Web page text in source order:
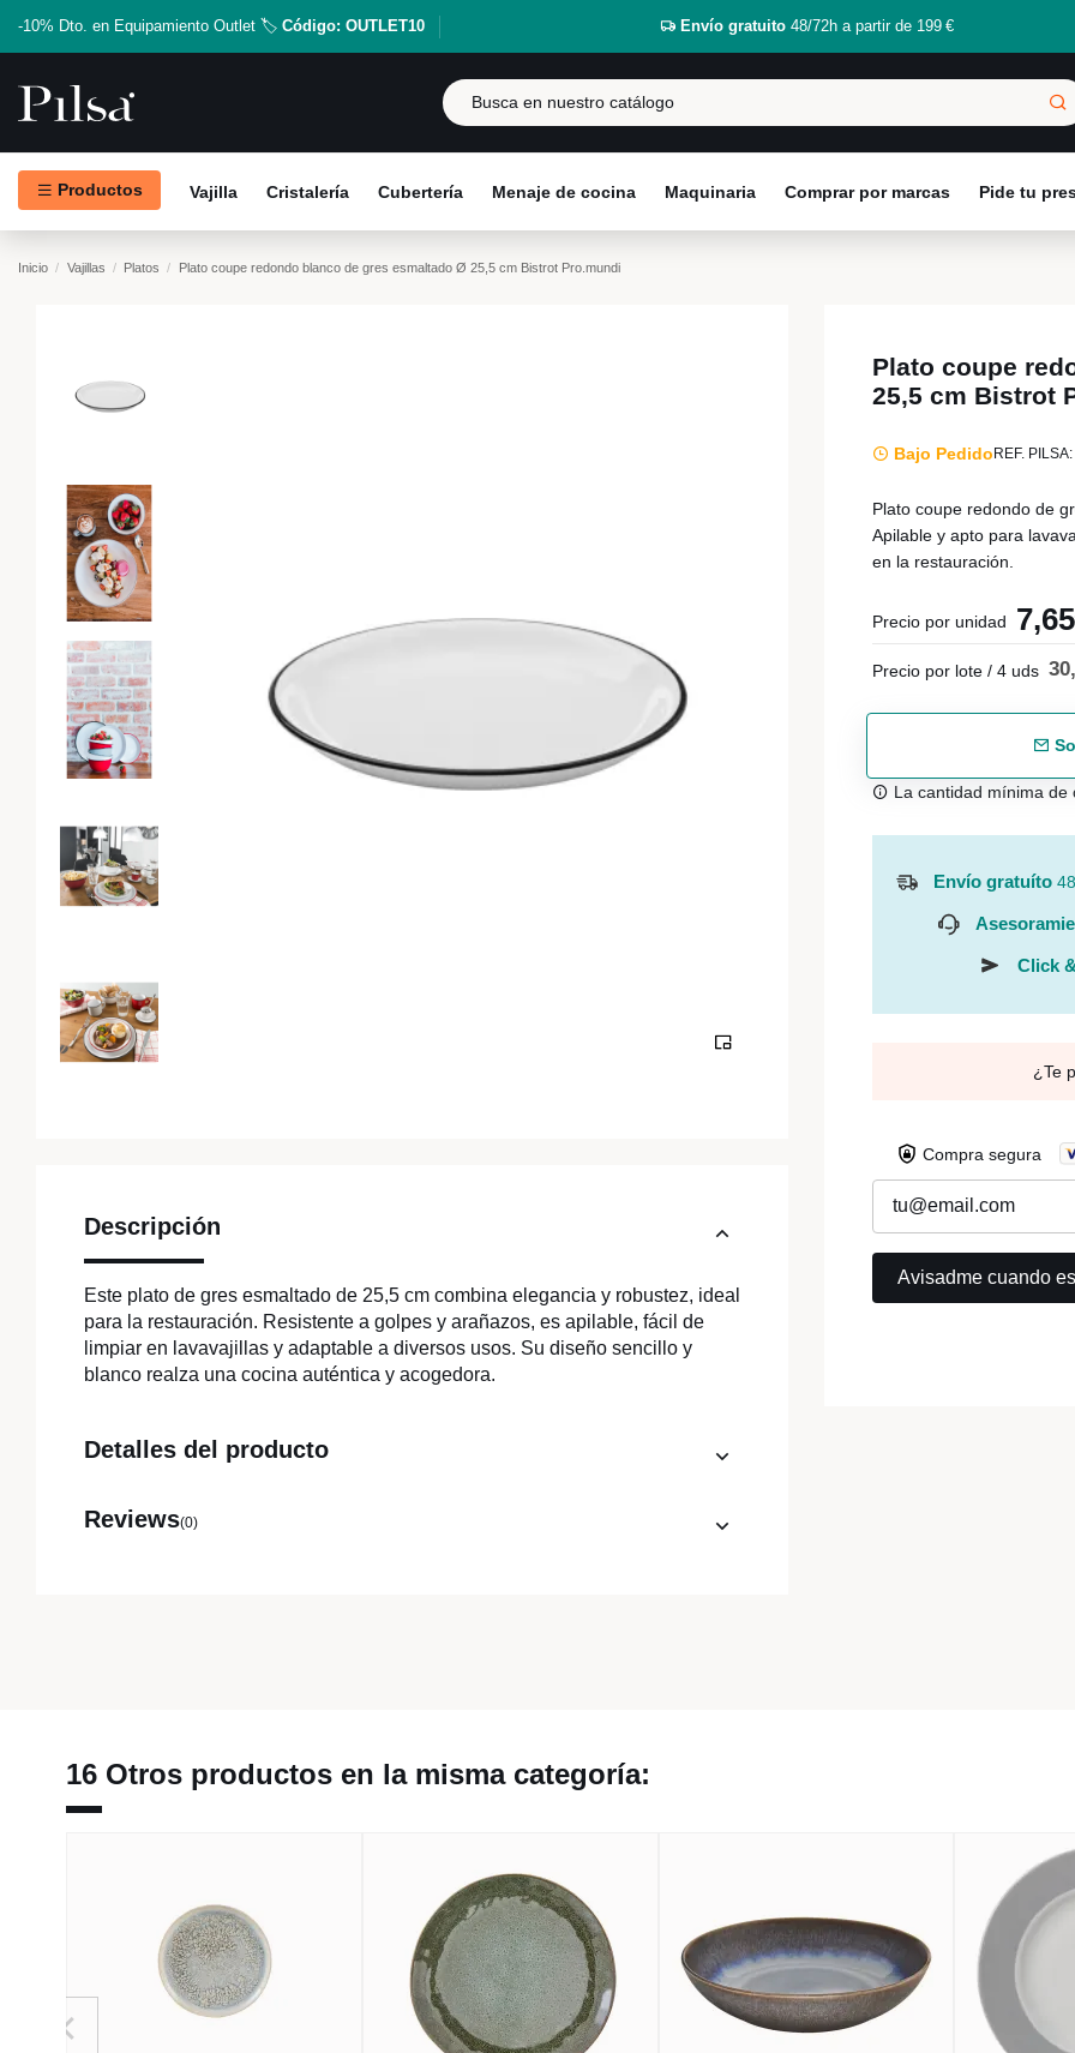
-10% Dto. en Equipamiento Outlet 🏷️ Código: OUTLET10 Envío gratuito48/72h a partir de 199 €
Productos Vajilla Cristalería Cubertería Menaje de cocina Maquinaria Comprar por marcas Pide tu
Inicio Vajillas Platos Plato coupe redondo blanco de gres esmaltado Ø 25,5 cm Bistrot Pro.mundi
Descripción
Este plato de gres esmaltado de 25,5 cm combina elegancia y robustez, ideal
para la restauración. Resistente a golpes y arañazos, es apilable, fácil de
limpiar en lavavajillas y adaptable a diversos usos. Su diseño sencillo y
blanco realza una cocina auténtica y acogedora.
Detalles del producto
Reviews(0)
Plato coupe
25,5 cm Bistrot
Bajo Pedido REF. PILSA:
Plato coupe redondo de
Apilable y apto para
en la restauración.
Precio por unidad
Precio por lote / 4 uds
La cantidad mínima de
Envío gratuíto
Click
¿Te
Compra segura
16 Otros productos en la misma categoría: